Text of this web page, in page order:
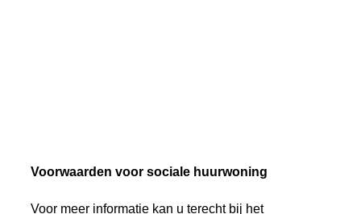
Voorwaarden voor sociale huurwoning
Voor meer informatie kan u terecht bij het